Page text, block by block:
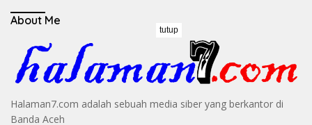
About Me
Halaman7.com adalah sebuah media siber yang berkantor di
Banda Aceh
tutup